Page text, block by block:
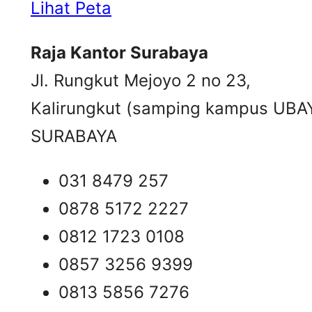
Lihat Peta
Raja Kantor Surabaya
Jl. Rungkut Mejoyo 2 no 23,
Kalirungkut (samping kampus
SURABAYA
031 8479 257
0878 5172 2227
0812 1723 0108
0857 3256 9399
0813 5856 7276